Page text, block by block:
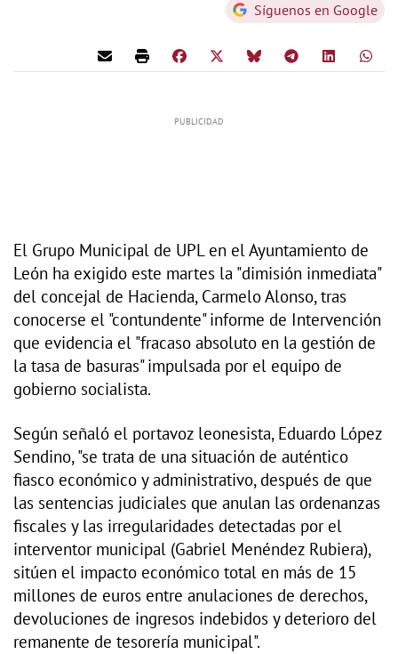
Síguenos en Google
El Grupo Municipal de UPL en el Ayuntamiento de
León ha exigido este martes la "dimisión inmediata"
del concejal de Hacienda, Carmelo Alonso, tras
conocerse el "contundente" informe de Intervención
que evidencia el "fracaso absoluto en la gestión de
la tasa de basuras" impulsada por el equipo de
gobierno socialista.
Según señaló el portavoz leonesista, Eduardo López
Sendino, "se trata de una situación de auténtico
fiasco económico y administrativo, después de que
las sentencias judiciales que anulan las ordenanzas
fiscales y las irregularidades detectadas por el
interventor municipal (Gabriel Menéndez Rubiera),
sitúen el impacto económico total en más de 15
millones de euros entre anulaciones de derechos,
devoluciones de ingresos indebidos y deterioro del
remanente de tesorería municipal".